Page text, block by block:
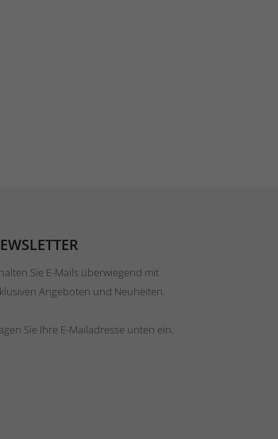
Sie E-Mails überwiegend mit
Angeboten und Neuheiten.
Sie Ihre E-Mailadresse unten ein.